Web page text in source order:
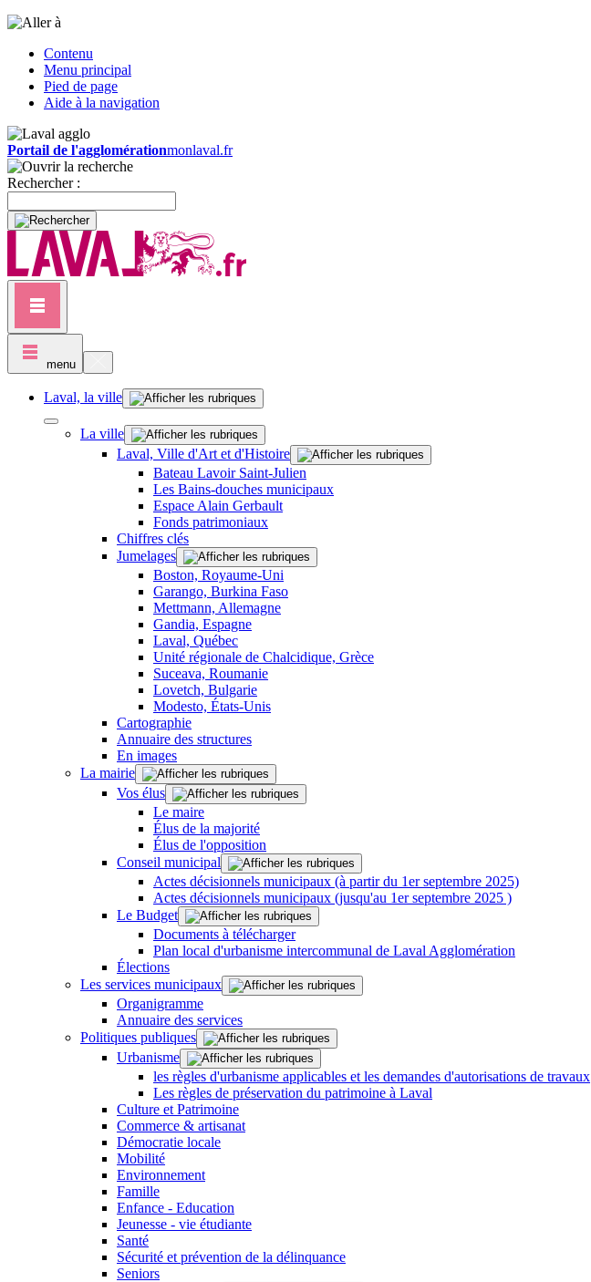
Contenu
Menu principal
Pied de page
Aide à la navigation
Portail de l'agglomérationmonlaval.fr
Rechercher :
menu
Laval, la ville
La ville
Laval, Ville d'Art et d'Histoire
Bateau Lavoir Saint-Julien
Les Bains-douches municipaux
Espace Alain Gerbault
Fonds patrimoniaux
Chiffres clés
Jumelages
Boston, Royaume-Uni
Garango, Burkina Faso
Mettmann, Allemagne
Gandia, Espagne
Laval, Québec
Unité régionale de Chalcidique, Grèce
Suceava, Roumanie
Lovetch, Bulgarie
Modesto, États-Unis
Cartographie
Annuaire des structures
En images
La mairie
Vos élus
Le maire
Élus de la majorité
Élus de l'opposition
Conseil municipal
Actes décisionnels municipaux (à partir du 1er septembre 2025)
Actes décisionnels municipaux (jusqu'au 1er septembre 2025 )
Le Budget
Documents à télécharger
Plan local d'urbanisme intercommunal de Laval Agglomération
Élections
Les services municipaux
Organigramme
Annuaire des services
Politiques publiques
Urbanisme
les règles d'urbanisme applicables et les demandes d'autorisations de travaux
Les règles de préservation du patrimoine à Laval
Culture et Patrimoine
Commerce & artisanat
Démocratie locale
Mobilité
Environnement
Famille
Enfance - Education
Jeunesse - vie étudiante
Santé
Sécurité et prévention de la délinquance
Seniors